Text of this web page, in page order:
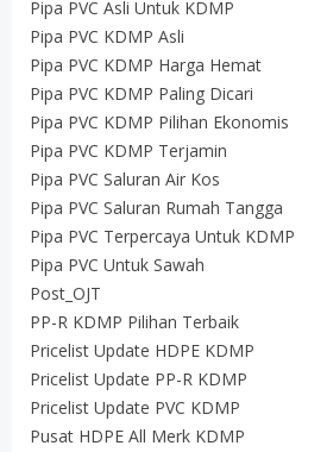
Pipa PVC Asli Untuk KDMP
Pipa PVC KDMP Asli
Pipa PVC KDMP Harga Hemat
Pipa PVC KDMP Paling Dicari
Pipa PVC KDMP Pilihan Ekonomis
Pipa PVC KDMP Terjamin
Pipa PVC Saluran Air Kos
Pipa PVC Saluran Rumah Tangga
Pipa PVC Terpercaya Untuk KDMP
Pipa PVC Untuk Sawah
Post_OJT
PP-R KDMP Pilihan Terbaik
Pricelist Update HDPE KDMP
Pricelist Update PP-R KDMP
Pricelist Update PVC KDMP
Pusat HDPE All Merk KDMP